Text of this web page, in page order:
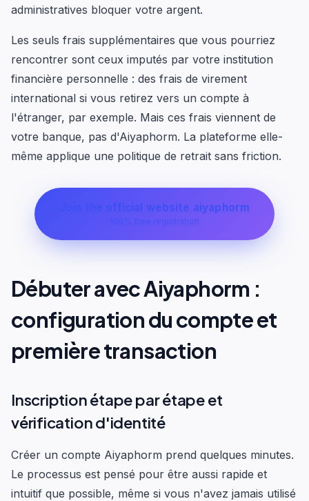
administratives bloquer votre argent.
Les seuls frais supplémentaires que vous pourriez
rencontrer sont ceux imputés par votre institution
financière personnelle : des frais de virement
international si vous retirez vers un compte à
l'étranger, par exemple. Mais ces frais viennent de
votre banque, pas d'Aiyaphorm. La plateforme elle-
même applique une politique de retrait sans friction.
Join the official website aiyaphorm
100% free registration
Débuter avec Aiyaphorm :
configuration du compte et
première transaction
Inscription étape par étape et
vérification d'identité
Créer un compte Aiyaphorm prend quelques minutes.
Le processus est pensé pour être aussi rapide et
intuitif que possible, même si vous n'avez jamais utilisé